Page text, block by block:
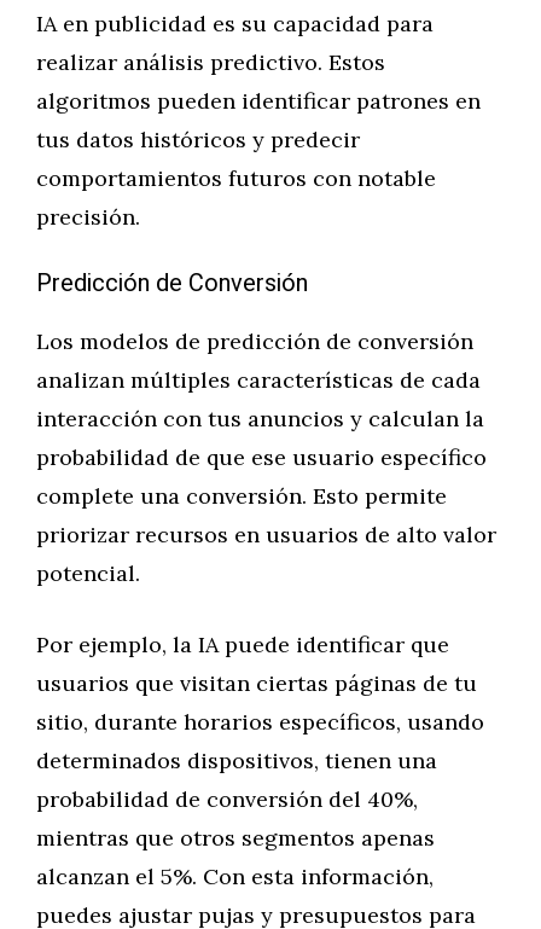
IA en publicidad es su capacidad para
realizar análisis predictivo. Estos
algoritmos pueden identificar patrones en
tus datos históricos y predecir
comportamientos futuros con notable
precisión.
Predicción de Conversión
Los modelos de predicción de conversión
analizan múltiples características de cada
interacción con tus anuncios y calculan la
probabilidad de que ese usuario específico
complete una conversión. Esto permite
priorizar recursos en usuarios de alto valor
potencial.
Por ejemplo, la IA puede identificar que
usuarios que visitan ciertas páginas de tu
sitio, durante horarios específicos, usando
determinados dispositivos, tienen una
probabilidad de conversión del 40%,
mientras que otros segmentos apenas
alcanzan el 5%. Con esta información,
puedes ajustar pujas y presupuestos para